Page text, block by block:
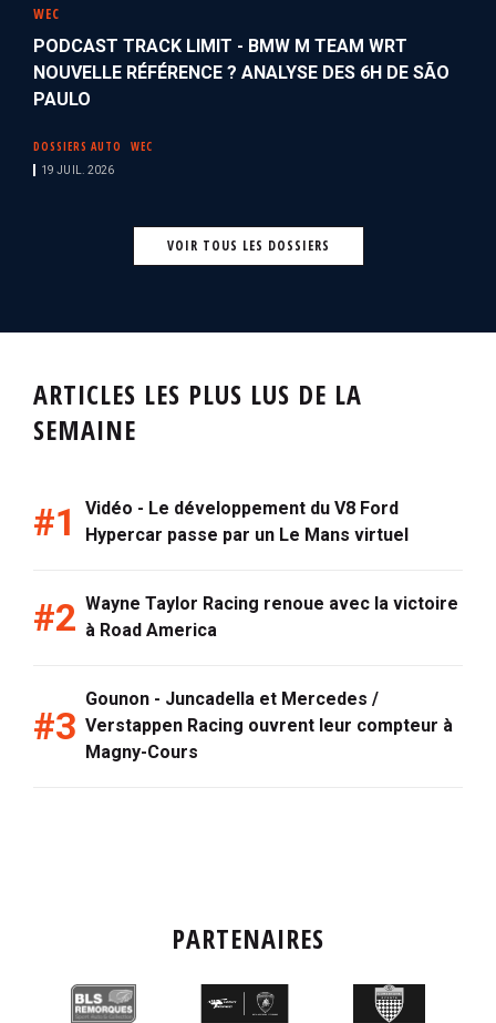
WEC
PODCAST TRACK LIMIT - BMW M TEAM WRT
NOUVELLE RÉFÉRENCE ? ANALYSE DES 6H DE SÃO
PAULO
DOSSIERS AUTO WEC
19 JUIL. 2026
VOIR TOUS LES DOSSIERS
ARTICLES LES PLUS LUS DE LA
SEMAINE
Vidéo - Le développement du V8 Ford
Hypercar passe par un Le Mans virtuel
Wayne Taylor Racing renoue avec la victoire
à Road America
Gounon - Juncadella et Mercedes /
Verstappen Racing ouvrent leur compteur à
Magny-Cours
PARTENAIRES